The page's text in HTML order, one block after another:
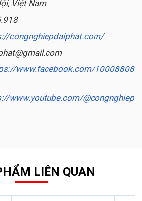
Việt Nam
congnghiepdaiphat.com/
www.facebook.com/10008808
www.youtube.com/@congnghiep
LIÊN QUAN